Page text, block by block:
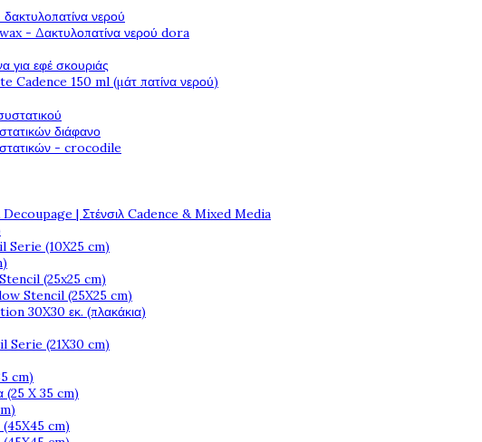
νερού
- Δακτυλοπατίνα νερού dora
για εφέ σκουριάς
Cadence 150 ml (μάτ πατίνα νερού)
διάφανο
- crocodile
| Στένσιλ Cadence & Mixed Media
Serie (10X25 cm)
(25x25 cm)
Stencil (25X25 cm)
30X30 εκ. (πλακάκια)
Serie (21X30 cm)
cm)
(25 X 35 cm)
cm)